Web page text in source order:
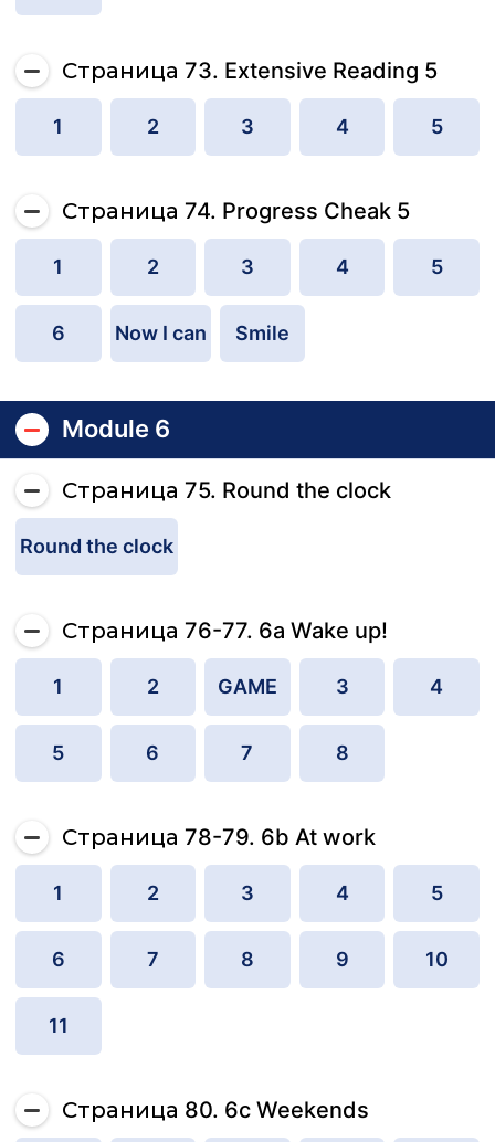
Страница 73. Extensive Reading 5
1 2 3 4 5
Страница 74. Progress Cheak 5
1 2 3 4 5
6 Now I can Smile
Module 6
Страница 75. Round the clock
Round the clock
Страница 76-77. 6a Wake up!
1 2 GAME 3 4
5 6 7 8
Страница 78-79. 6b At work
1 2 3 4 5
6 7 8 9 10
11
Страница 80. 6c Weekends